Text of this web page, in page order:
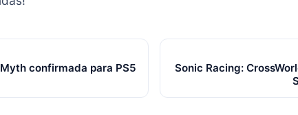
confirmada para PS5
Sonic Racing: